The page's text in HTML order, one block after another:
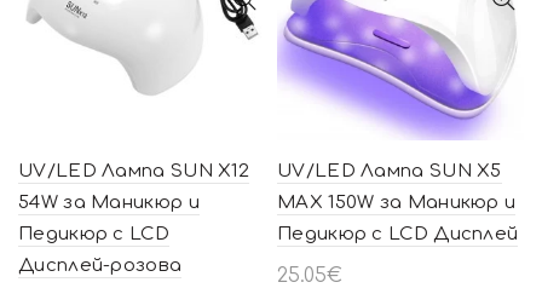
UV/LED Лампа SUN X12
54W за Маникюр и
Педикюр с LCD
Дисплей-розова
UV/LED Лампа SUN X5
MAX 150W за Маникюр и
Педикюр с LCD Дисплей
25.05€